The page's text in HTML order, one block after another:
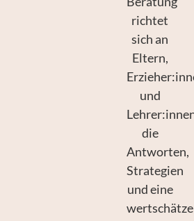
richtet
sich an
Eltern,
und
die
Antworten,
Strategien
und eine